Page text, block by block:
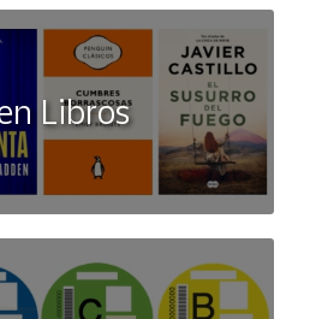
Libros